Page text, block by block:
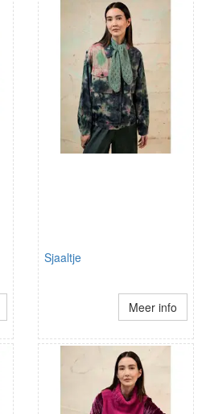
Sjaaltje
Meer info